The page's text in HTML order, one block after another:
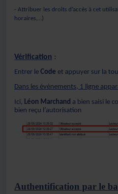
- Attribuer les droits d’accès à cet
horaires,…)
Vérification :
Entrer le Code et appuyer sur la
Dans les évènements, 1 ligne
Ici, Léon Marchand a bien saisi le
bien reçu l’autorisation
Authentification par le